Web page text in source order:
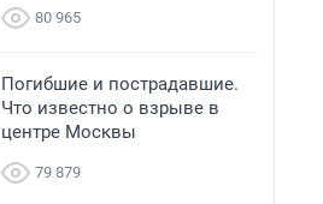
80 965
Погибшие и пострадавшие.
Что известно о взрыве в
центре Москвы
79 879